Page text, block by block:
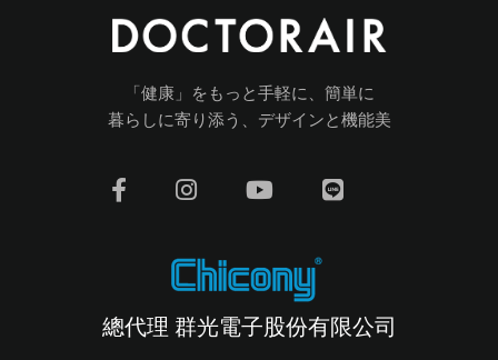
「健康」をもっと手軽に、簡単に
暮らしに寄り添う、デザインと機能美
總代理 群光電子股份有限公司